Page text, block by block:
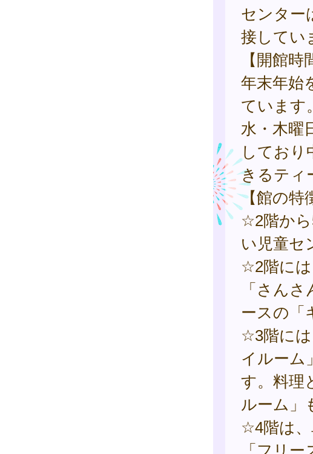
センター
接してい
【開館時
年末年始
ています
水・木曜
しており
きるティ
【館の特
☆2階か
い児童セ
☆2階には
「さん
ースの「
☆3階に
イルーム
す。料理
ルーム」
☆4階は、